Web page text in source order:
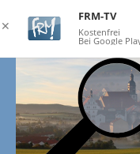
✕
FRM-TV
Kostenfrei
Bei Google